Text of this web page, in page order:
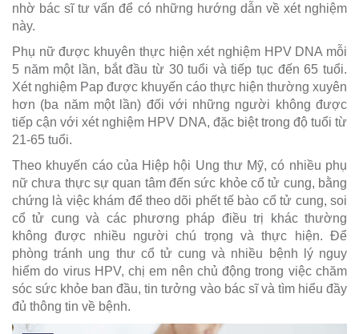
nhờ bác sĩ tư vấn để có những hướng dẫn về xét nghiệm
này.
Phụ nữ được khuyên thực hiện xét nghiệm HPV DNA mỗi
5 năm một lần, bắt đầu từ 30 tuổi và tiếp tục đến 65 tuổi.
Xét nghiệm Pap được khuyến cáo thực hiện thường xuyên
hơn (ba năm một lần) đối với những người không được
tiếp cận với xét nghiệm HPV DNA, đặc biệt trong độ tuổi từ
21-65 tuổi.
Theo khuyến cáo của Hiệp hội Ung thư Mỹ, có nhiều phụ
nữ chưa thực sự quan tâm đến sức khỏe cổ tử cung, bằng
chứng là việc khám để theo dõi phết tế bào cổ tử cung, soi
cổ tử cung và các phương pháp điều trị khác thường
không được nhiều người chú trọng và thực hiện. Để
phòng tránh ung thư cổ tử cung và nhiều bệnh lý nguy
hiểm do virus HPV, chị em nên chủ động trong việc chăm
sóc sức khỏe ban đầu, tin tưởng vào bác sĩ và tìm hiểu đầy
đủ thông tin về bệnh.